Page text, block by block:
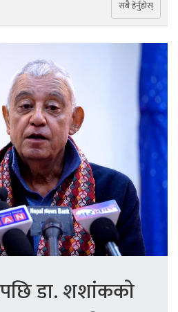
सबै हेर्नुहोस्
डा. शशांककाे